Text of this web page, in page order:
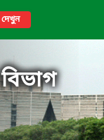
দেখুন